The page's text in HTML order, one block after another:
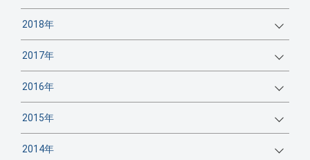
2018年
2017年
2016年
2015年
2014年